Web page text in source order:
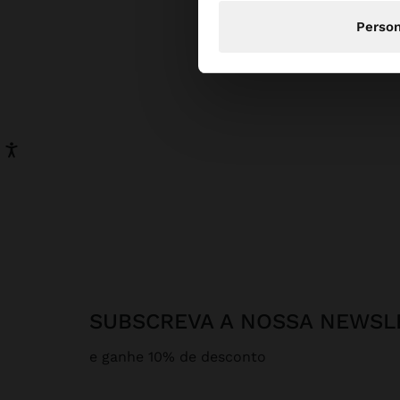
SUBSCREVA A NOSSA
e ganhe 10% de desconto